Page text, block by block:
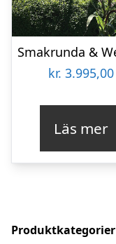
kr. 3.995,00
Läs mer
Produktkategorier